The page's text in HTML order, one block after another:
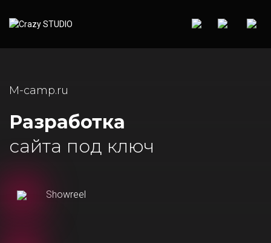
M-camp.ru
Разработка
сайта под ключ
Showreel